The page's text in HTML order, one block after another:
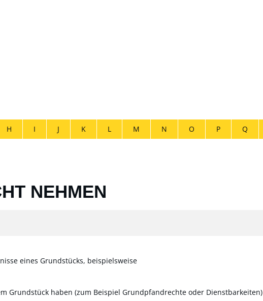
H I J K L M N O P Q
NEHMEN
eines Grundstücks, beispielsweise
Grundstück haben (zum Beispiel Grundpfandrechte oder Dienstbarkeiten)